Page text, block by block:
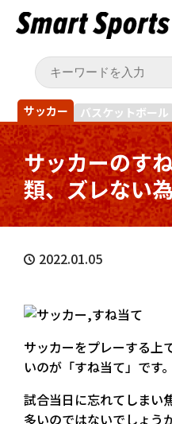
サッカー バスケットボール
サッカーのす
類、ズレない
2022.01.05
サッカーをプレーする上
いのが「すね当て」です。
試合当日に忘れてしまい
多いのではないでしょう